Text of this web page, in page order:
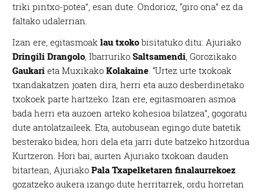
triki pintxo-potea”, esan dute. Ondorioz, “giro ona” ez da
faltako udalerrian.
Izan ere, egitasmoaklau txoko bisitatuko ditu: Ajuriako
Dringili Drangolo, IbarrurikoSaltsamendi, Gorozikako
Gaukari eta MuxikakoKolakaine. “Urtez urte txokoak
txandakatzen joaten dira, herri eta auzo desberdinetako
txokoek parte hartzeko. Izan ere, egitasmoaren asmoa
bada herri eta auzoen arteko kohesioa bilatzea”, gogoratu
dute antolatzaileek. Eta, autobusean egingo dute batetik
besterako bidea; hori dela eta jarri dute batzeko hitzordua
Kurtzeron. Hori bai, aurten Ajuriako txokoan dauden
bitartean, AjuriakoPala Txapelketaren finalaurrekoez
gozatzeko aukera izango dute herritarrek, ordu horretan